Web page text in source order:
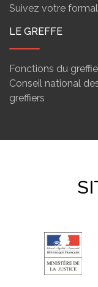
Suivez votre
LE GREFFE
Fonctions du
Conseil national
greffiers